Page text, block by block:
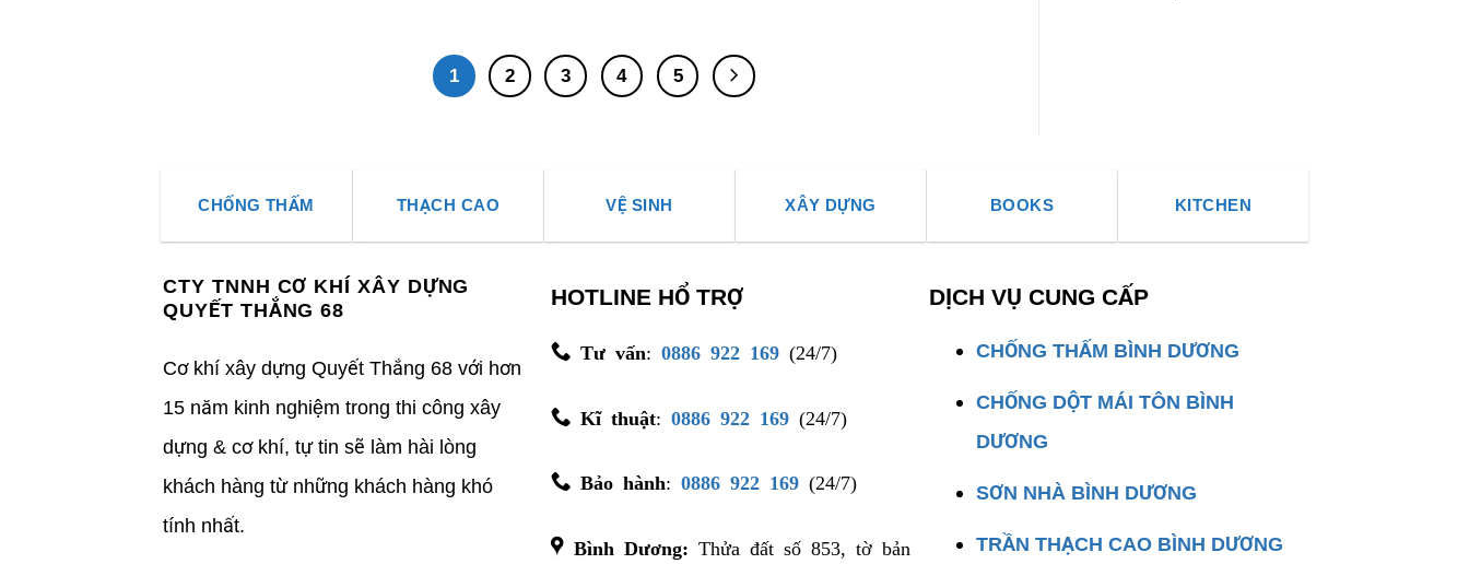
1 2 3 4 5
Bình
đến
CHỐNG THẤM THẠCH CAO VỆ SINH XÂY DỰNG BOOKS KITCHEN
CTY TNNH CƠ KHÍ XÂY DỰNG
QUYẾT THẮNG 68
Cơ khí xây dựng Quyết Thắng 68 với hơn
15 năm kinh nghiệm trong thi công xây
dựng & cơ khí, tự tin sẽ làm hài lòng
khách hàng từ những khách hàng khó
tính nhất.
HOTLINE HỔ TRỢ
Tư vấn:0886 922 169 (24/7)
Kĩ thuật:0886 922 169 (24/7)
Bảo hành:0886 922 169 (24/7)
Bình Dương:Thửa đất số 853, tờ bản
DỊCH VỤ CUNG CẤP
CHỐNG THẤM BÌNH DƯƠNG
CHỐNG DỘT MÁI TÔN BÌNH
DƯƠNG
SƠN NHÀ BÌNH DƯƠNG
TRẦN THẠCH CAO BÌNH DƯƠNG